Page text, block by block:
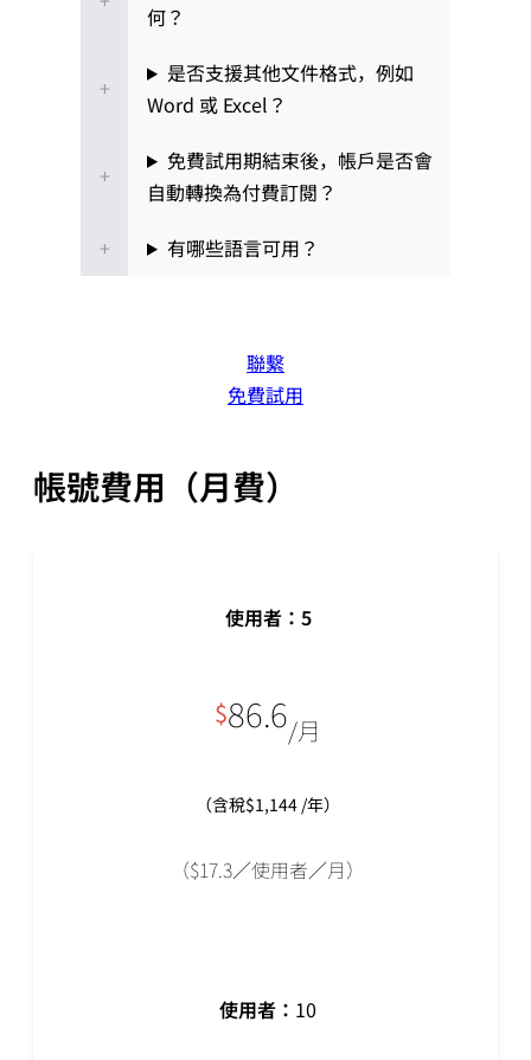
何？
是否支援其他文件格式，例如
Word 或 Excel？
免費試用期結束後，帳戶是否會
自動轉換為付費訂閱？
有哪些語言可用？
聯繫
免費試用
帳號費用（月費）
使用者： 5
$86.6/月
（含稅$1,144 /年）
（$17.3／使用者／月）
使用者： 10